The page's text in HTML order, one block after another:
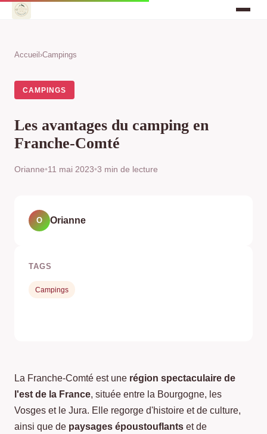
Accueil ›Campings
CAMPINGS
Les avantages du camping en
Franche-Comté
Orianne•11 mai 2023•3 min de lecture
La Franche-Comté est une région spectaculaire de
l'est de la France, située entre la Bourgogne, les
Vosges et le Jura. Elle regorge d'histoire et de culture,
ainsi que de paysages époustouflants et de
O Orianne
TAGS
Campings